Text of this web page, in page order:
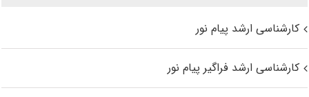
کارشناسی ارشد پیام نور
کارشناسی ارشد فراگیر پیام نور